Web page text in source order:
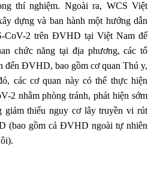
thí nghiệm. Ngoài ra, WCS Việt
dựng và ban hành một hướng dẫn
CoV-2 trên ĐVHD tại Việt Nam để
chức năng tại địa phương, các tổ
đến ĐVHD, bao gồm cơ quan Thú y,
các cơ quan này có thể thực hiện
2 nhằm phòng tránh, phát hiện sớm
giảm thiểu nguy cơ lây truyền vi rút
(bao gồm cả ĐVHD ngoài tự nhiên